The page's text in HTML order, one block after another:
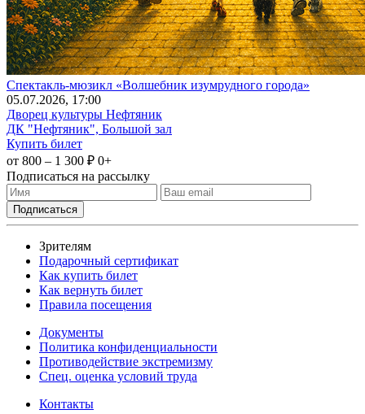
Спектакль-мюзикл «Волшебник изумрудного города»
05.07.2026, 17:00
Дворец культуры Нефтяник
ДК "Нефтяник", Большой зал
Купить билет
от 800 – 1 300 ₽ 0+
Подписаться на рассылку
Зрителям
Подарочный сертификат
Как купить билет
Как вернуть билет
Правила посещения
Документы
Политика конфиденциальности
Противодействие экстремизму
Спец. оценка условий труда
Контакты